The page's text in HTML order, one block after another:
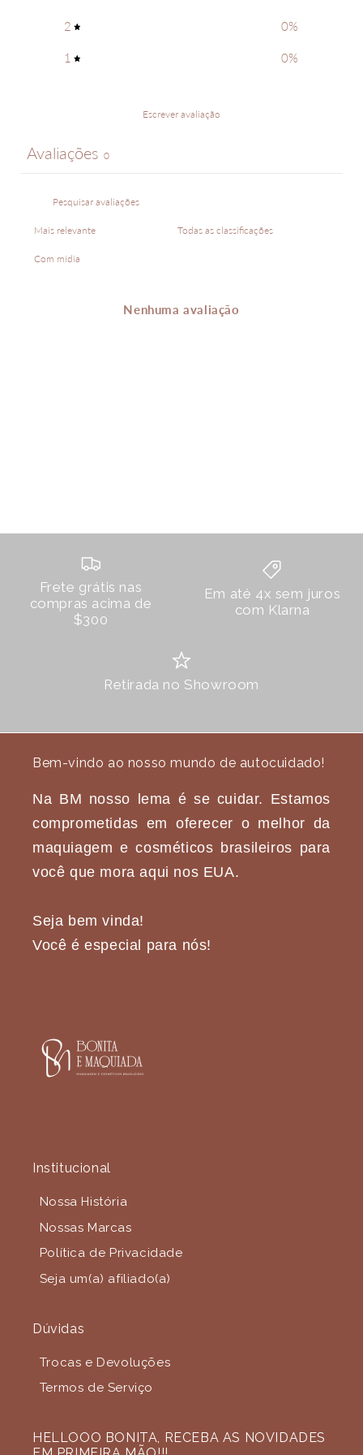
2 0%
1 0%
Escrever avaliação
Avaliações 0
Com mídia
Nenhuma avaliação
Frete grátis nas
compras acima de
$300
Em até 4x sem juros
com Klarna
Retirada no Showroom
Bem-vindo ao nosso mundo de autocuidado!
Na BM nosso lema é se cuidar. Estamos
comprometidas em oferecer o melhor da
maquiagem e cosméticos brasileiros para
você que mora aqui nos EUA.
Seja bem vinda!
Você é especial para nós!
Institucional
Nossa História
Nossas Marcas
Política de Privacidade
Seja um(a) afiliado(a)
Dúvidas
Trocas e Devoluções
Termos de Serviço
HELLOOO BONITA, RECEBA AS NOVIDADES